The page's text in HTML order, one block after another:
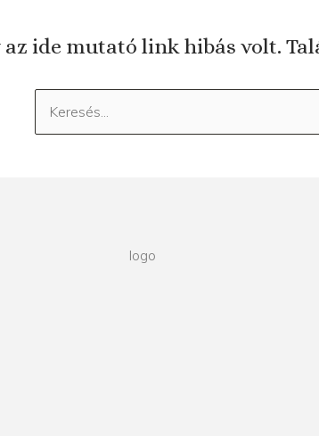
ide mutató link hibás volt.
Keresés: